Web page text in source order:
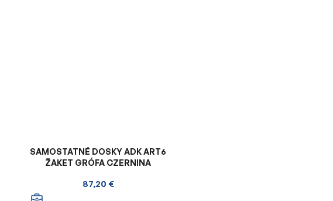
SAMOSTATNÉ DOSKY ADK ART6
ŽAKET GRÓFA CZERNINA
87,20 €